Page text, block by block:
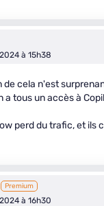
à 15h38
de cela n'est
a tous un accès à
perd du trafic, et
Premium
à 16h30